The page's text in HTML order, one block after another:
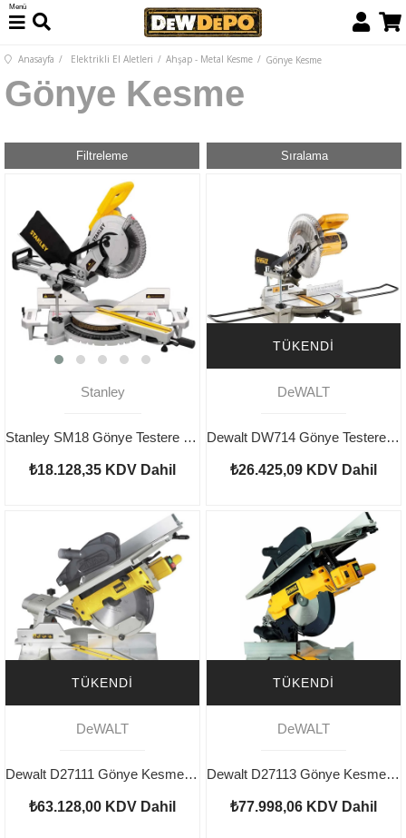
Menü
Anasayfa Elektrikli El Aletleri Ahşap - Metal Kesme Gönye Kesme
Gönye Kesme
Filtreleme Sıralama
Stanley
Stanley SM18 Gönye Testere 1800W
₺18.128,35 KDV Dahil
TÜKENDI
DeWALT
Dewalt DW714 Gönye Testere 1650W 245mm
₺26.425,09 KDV Dahil
TÜKENDI
DeWALT
Dewalt D27111 Gönye Kesme 1500w 305mm
₺63.128,00 KDV Dahil
TÜKENDI
DeWALT
Dewalt D27113 Gönye Kesme 1600w 305mm
₺77.998,06 KDV Dahil